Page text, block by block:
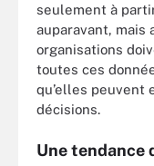
seulement à
auparavant, mais
organisations
toutes ces
qu’elles peuvent
décisions.
Une tendance